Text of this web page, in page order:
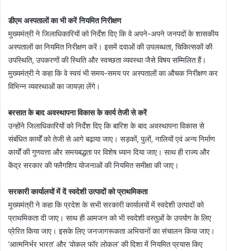
डीएम अस्पतालों का भी करें नियमित निरीक्षण
मुख्यमंत्री ने जिलाधिकारियों को निर्देश दिए कि वे अपने-अपने जनपदों के शासकीय
अस्पतालों का नियमित निरीक्षण करें। इसमें दवाओं की उपलब्धता, चिकित्सकों की
उपस्थिति, उपकरणों की स्थिति और स्वच्छता व्यवस्था जैसे विषय सम्मिलित हैं।
मुख्यमंत्री ने कहा कि वे स्वयं भी समय-समय पर अस्पतालों का औचक निरीक्षण कर
विभिन्न व्यवस्थाओं का जायज़ा लेंगे।
बरसात के बाद अवस्थापना विकास के कार्य तेजी से करें
उन्होंने जिलाधिकारियों को निर्देश दिए कि बारिश के बाद अवस्थापना विकास से
संबंधित कार्यों को तेजी से आगे बढ़ाया जाए। सड़कों, पुलों, नालियों एवं अन्य निर्माण
कार्यों की गुणवत्ता और समयबद्धता पर विशेष ध्यान दिया जाए। साथ ही राज्य और
केंद्र सरकार की फ्लैगशिप योजनाओं की नियमित समीक्षा की जाए।
सरकारी कार्यालयों में दें स्वदेशी उत्पादों को प्राथमिकता
मुख्यमंत्री ने कहा कि प्रदेश के सभी सरकारी कार्यालयों में स्वदेशी उत्पादों को
प्राथमिकता दी जाए। साथ ही आमजन को भी स्वदेशी वस्तुओं के उपयोग के लिए
प्रेरित किया जाए। इसके लिए जनजागरूकता अभियानों का संचालन किया जाए।
‘आत्मनिर्भर भारत’ और ‘वोकल फॉर लोकल’ की दिशा में नियमित प्रयास किए